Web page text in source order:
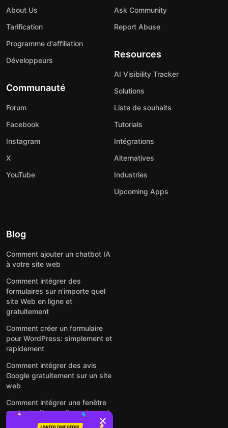
About Us
Tarification
Programme d'affiliation
Développeurs
Communauté
Forum
Facebook
Instagram
X
YouTube
Ask Community
Report Abuse
Resources
AI Visibility Tracker
Solutions
Liste de souhaits
Tutorials
Intégrations
Alternatives
Industries
Upcoming Apps
Blog
Comment ajouter un chatbot IA
à votre site web
Comment intégrer des
formulaires sur n'importe quel
site Web en ligne et
gratuitement
Comment créer un formulaire
pour WordPress: simplement et
rapidement
Comment intégrer des avis
Google gratuitement sur un site
web
Comment intégrer une fenêtre
contextuelle sur n'importe quel